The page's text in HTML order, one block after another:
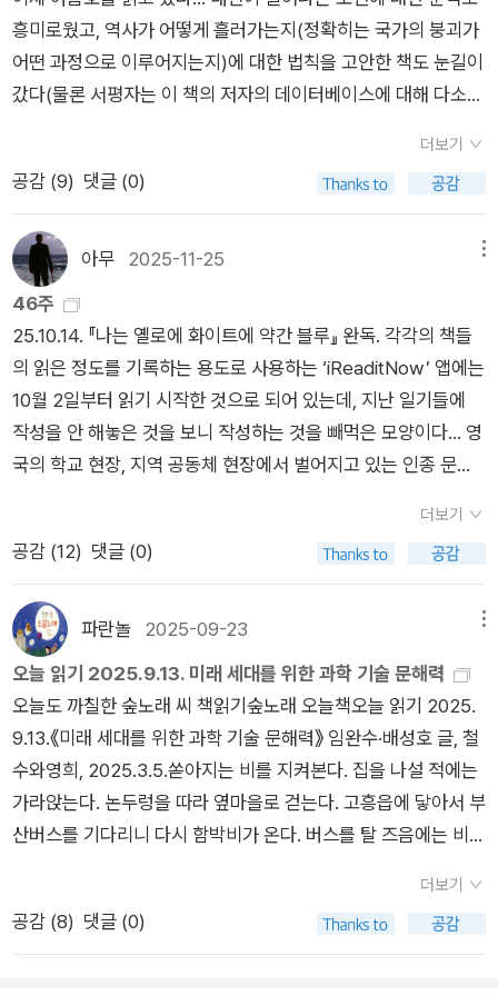
총 등장총알을 총구가 아닌 후미에 넣고, 뇌관형이란 것은 총알
내부에 화약이 들어 있어 방아쇠를 당기면 공이치기가 총알의 뇌
관을 때려 총알 내부 화약이 폭발하며 발사. / 총알을 후미에 넣으
대전 독립서점 #바베트의만찬 에서 뵙겠습니다. 두 박사님들~독
립서점 만세~ 두근두근 콩콩+ 심채경 박사님이 물건을 잘 잃어
버리신다고요??? 결점이라고는 1도 보이지 않는 박사님께 이런
인간미가 있어서 좋음이 플러스 알파되었습니다. 😍+ 책을 아무
리 찾아봐도 일러스트 작가 이름이 없다.Ai를 사용했을까?
간이 필요합니다.”과학은 인간을 지우는 언어가 아니라,인간을
다시 불러오는 언어가 된다.그래서 『과학산문』을 읽는 일은세상
을 이해하는 공부이자, 자신을 이해하는 연습이 된다.🌏 서로의
궤도를 따라 걷는 대화김상욱의 문장은 논리의 언어로 시작해 감
정의 언어로 끝난다.심채경의 문장은 감정에서 출발해 사유로 닿
는다.두 글의 궤도는 다르지만,서로의 중력에 이끌려 천천히 교차
의 언어로 쓰였으나, 결국 인간의 온도로 읽히는 책.💫 한마디만
더 ^^ 과학이 차가운 학문이 아니라는 사실이 새삼 다가왔다. 그
것은 우리를 세상과 이어주는 하나의 감각,이해하려는 마음의 언
어일지도 모른다. 『과학산문』은지적이지만 따뜻하고,논리적이지
만 시적이며,우주만큼 크고 사람만큼 작다.🌌 “지구가 공전하며
그리는 타원궤도의 어드메를 함께 걸으면 어떨까요?”​그들의 여
정에 나는 기꺼이 발을 맞추고 싶어진다.#과학산문 #김상욱 #심
채경 #에세이 #과학과인간 #감성서평 #별빛과사유 #과학의언
날 수 있다는 것이 양자역학의 핵심원리죠p44 KBS다큐멘터리
인사이트 아시아-누들로드 에 따르면 국수는 중국의 탕 문화와
서역의 빵 문화가 결합하여 탄생한 거랍니다.p50 수영장 밖에서
안 보였다 하는 것처럼, 별빛은 지구 대기의 요동 때문에 우리 눈
에 도달했다가 빗나가기를 반복합니다. 그러면 우리 눈에는 별이
보였다 안보였다 하는 겁니다.p57 농경이 시작되자 잉여산물이
생겼고 이를 약탈하는 무리도 나타났을 겁니다. 농경과 함께 요새
나 성이 등장한 것은 우연이 아니겠죠p61 별이 빛나는 창공을 보
고, 갈 수가 있고 도 가야만 하는 길의 지도를 읽을 수 있던 시대
는 얼마나 행복했던가? 그리고 별빛이 그 길을 훤히 밝혀주던 시
대는 얼마나 행복했던가? 죄르지 루카치의 소설의 이론에 나오
는 글입니다.p65 학문을 시작할 때 가장 중요한 것은 그 분야의
역사라고 생각합니다. 철학은 철학사, 경제학은 경제학사에서 시
작해야 합니다. 물리학도 과학사나 물리학사로 시작해야 하죠. 왜
냐하면 모든 학문은 인간이 만들었기 때문입니다.p76 사실 21세
기에 제조된 자동차의 깜빡이 소리는 대개 인위적으로 꾸며진 것
장치로 대체되어서 그렇습니다.p81 저는 교육 전문가는 아니지
만, 예술의 창의성과 과학의 창의성은 다르다고 생각합니다. 예술
은 수학, 과학 공부에 되기보다는 삶을 풍성하게 하기에 아이들이
배워야 하는 것 아닐까요p87 천재는 대부분의 가능성을 미리 탐
색해봤다고 했는데, 왜 그랬을까요? 그천재에게는 탐색하는 일
자체가 재미있기 때문입니다.p93 1894년 비숍의 방문으로부터
70여 년 뒤 우리르 ㄹ관찰한 또다른 기록으로 폴 크레인의 Kore
an Patterns(한국의 방식들)라는 책이 있습니다. 알쓸별잡 촬영
필사본에는 제목 페이지가 대개 없고, 보통 incipit(시작)이나 서
두의 말, 즉 친애하는 독자여와 같이 시작하는 경우가 많았는데,
이는 구술 문화의 유산이라고 볼 수 있습니다. 그러니까, 책은 아
더보기
공감 (9) 댓글 (0)
아무 2025-11-25
46주
25.10.14. 『나는 옐로에 화이트에 약간 블루』 완독. 각각의 책들
의 읽은 정도를 기록하는 용도로 사용하는 ‘iReaditNow’ 앱에는
10월 2일부터 읽기 시작한 것으로 되어 있는데, 지난 일기들에
작성을 안 해놓은 것을 보니 작성하는 것을 빼먹은 모양이다… 영
국의 학교 현장, 지역 공동체 현장에서 벌어지고 있는 인종 문제,
생한 목소리로 풀어낸 글들이라고 생각하며 읽었다. 유럽이나 여
기나 학교와 마을 공동체가 겪는 문제들은 비슷하구나, 라는 생각
이네.’라는 생각. 이는 드라마 「소년의 시간」 2화를 보았을 때도
했던 생각이었다. 그러고 보니 둘 다 영국이군..), 그럼에도 이를
해결하고자 노력하는 어른들의 모습이 우리와 다르구나라는 생
각을 했다. 아무래도 시민 사회의, 민주주의의 경험이 우리보다
더 길기 때문일까. 특히 시민권 관련 수업이 어떻게 이루어지는지
를 읽으며 많은 생각이 들었다. 심퍼시와 엠퍼시를 수업 시간에
논하고, 학교 안과 밖에서의 정치적인 문제를 가정에서 이야기하
는 장면들. 다문화 사회를 먼저 맞이하고, 브렉시트를 거쳐가는
영국에서 한국의 현실을 돌아본다. 범위를 좁혀서 학교 공동체를.
이미 도래한 문화 다양성의 문제를 아직도 오는 중이라고 착각하
는 모습들을.“노인은 모든 것을 믿는다. 중년은 모든 것을 의심한
더보기
공감 (12) 댓글 (0)
파란놀 2025-09-23
오늘 읽기 2025.9.13. 미래 세대를 위한 과학 기술 문해력
오늘도 까칠한 숲노래 씨 책읽기숲노래 오늘책오늘 읽기 2025.
9.13.《미래 세대를 위한 과학 기술 문해력》 임완수·배성호 글, 철
수와영희, 2025.3.5.쏟아지는 비를 지켜본다. 집을 나설 적에는
가라앉는다. 논두렁을 따라 옆마을로 걷는다. 고흥읍에 닿아서 부
산버스를 기다리니 다시 함박비가 온다. 버스를 탈 즈음에는 비가
이 흐르는 책빛을 품고서 연산동으로 건너간다. 길손집에 짐을 부
린 뒤에 〈카프카의 밤〉으로 걸어간다. ‘말닿기 마음닿기’라는 이
더보기
공감 (8) 댓글 (0)